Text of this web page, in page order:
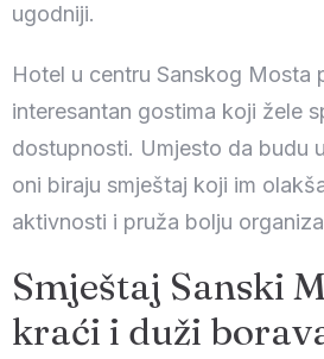
ugodniji.
Hotel u centru Sanskog Mosta
interesantan gostima koji žele
dostupnosti. Umjesto da budu
oni biraju smještaj koji im
aktivnosti i pruža bolju
Smještaj Sanski
kraći i duži
Datum odjave